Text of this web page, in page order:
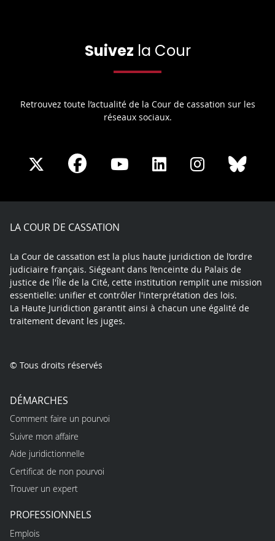
Suivez la Cour
Retrouvez toute l’actualité de la Cour de cassation sur les
réseaux sociaux.
Share
X
Share
Facebook
Share
Youtube
Share
LinkedIn
Share
Instagram
LA COUR DE CASSATION
La Cour de cassation est la plus haute juridiction de l’ordre
judiciaire français. Siégeant dans l’enceinte du Palais de
justice de l'Île de la Cité, cette institution remplit une mission
essentielle: unifier et contrôler l'interprétation des lois.
La Haute Juridiction garantit ainsi à chacun une égalité de
traitement devant les juges.
© Tous droits réservés
DÉMARCHES
Comment faire un pourvoi
Suivre mon affaire
Aide juridictionnelle
Certificat de non pourvoi
Trouver un expert
PROFESSIONNELS
Emplois